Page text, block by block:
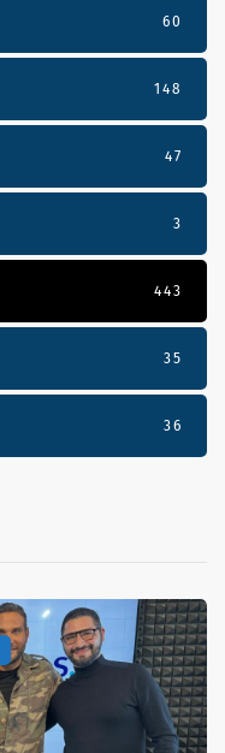
60
148
47
3
443
35
36